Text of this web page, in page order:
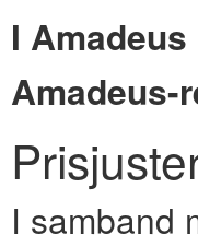
I
Amadeus-
I samband